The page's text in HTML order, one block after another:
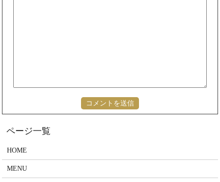
HOME
MENU